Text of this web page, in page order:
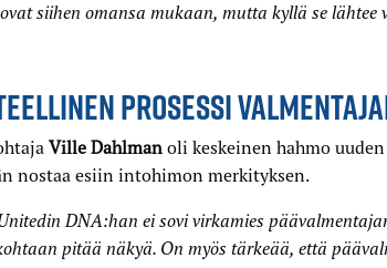
siihen omansa mukaan, mutta kyllä se lähtee
PROSESSI
Ville Dahlman oli keskeinen hahmo
nostaa esiin intohimon merkityksen.
DNA:han ei sovi virkamies
pitää näkyä. On myös tärkeää, että